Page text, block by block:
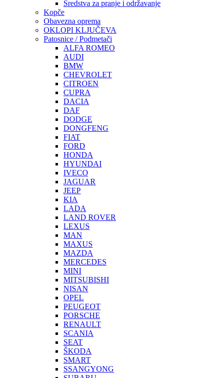
Sredstva za pranje i održavanje
Kopče
Obavezna oprema
OKLOPI KLJUČEVA
Patosnice / Podmetači
ALFA ROMEO
AUDI
BMW
CHEVROLET
CITROEN
CUPRA
DACIA
DAF
DODGE
DONGFENG
FIAT
FORD
HONDA
HYUNDAI
IVECO
JAGUAR
JEEP
KIA
LADA
LAND ROVER
LEXUS
MAN
MAXUS
MAZDA
MERCEDES
MINI
MITSUBISHI
NISAN
OPEL
PEUGEOT
PORSCHE
RENAULT
SCANIA
SEAT
ŠKODA
SMART
SSANGYONG